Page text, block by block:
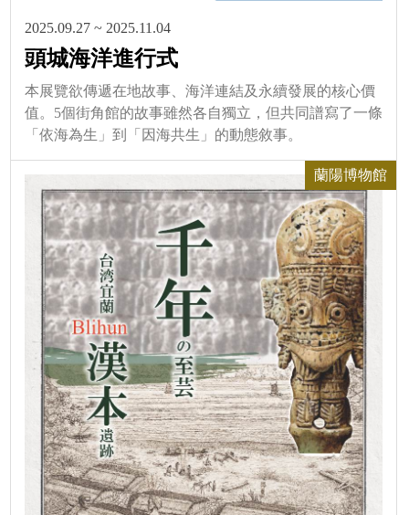
2025.09.27 ~ 2025.11.04
頭城海洋進行式
本展覽欲傳遞在地故事、海洋連結及永續發展的核心價
值。5個街角館的故事雖然各自獨立，但共同譜寫了一條
「依海為生」到「因海共生」的動態敘事。
蘭陽博物館